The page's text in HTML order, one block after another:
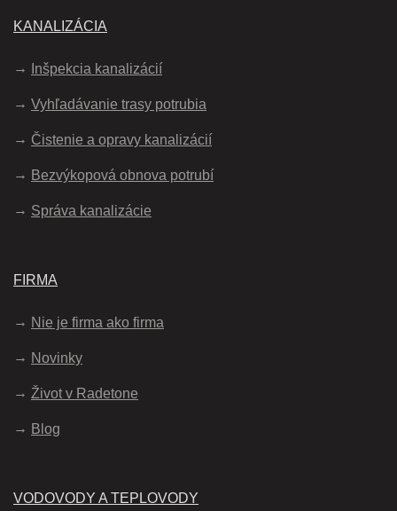
KANALIZÁCIA
Inšpekcia kanalizácií
Vyhľadávanie trasy potrubia
Čistenie a opravy kanalizácií
Bezvýkopová obnova potrubí
Správa kanalizácie
FIRMA
Nie je firma ako firma
Novinky
Život v Radetone
Blog
VODOVODY A TEPLOVODY